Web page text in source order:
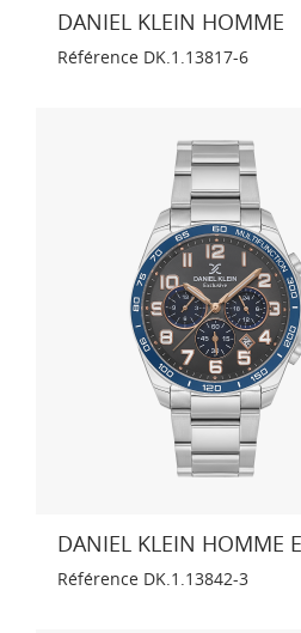
DANIEL KLEIN HOMME
Référence DK.1.13817-6
DANIEL KLEIN HOMME
Référence DK.1.13842-3